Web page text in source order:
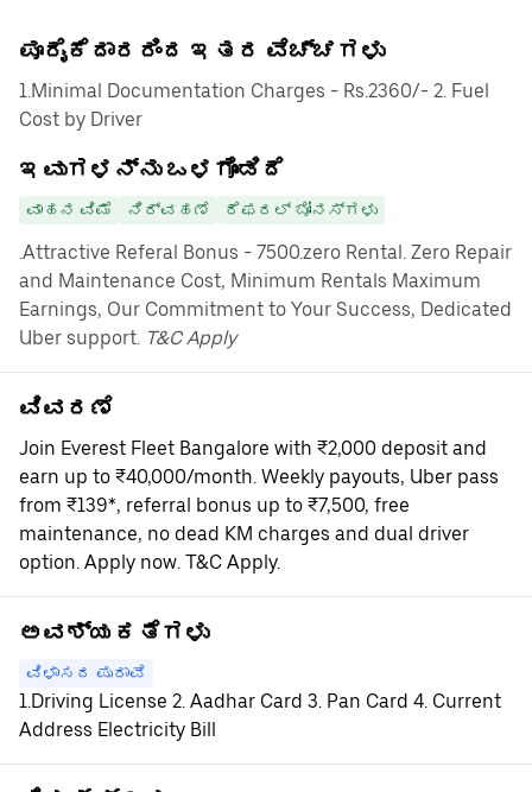
ಪೂರೈಕೆದಾರರಿಂದ ಇತರ ವೆಚ್ಚಗಳು
1.Minimal Documentation Charges - Rs.2360/- 2. Fuel
Cost by Driver
ಇವುಗಳನ್ನು ಒಳಗೊಂಡಿದೆ
ವಾಹನ ವಿಮೆ ನಿರ್ವಹಣೆ ರೆಫರಲ್ ಬೋನಸ್‌ಗಳು
.Attractive Referal Bonus - 7500.zero Rental. Zero Repair
and Maintenance Cost, Minimum Rentals Maximum
Earnings, Our Commitment to Your Success, Dedicated
Uber support. T&C Apply
ವಿವರಣೆ
Join Everest Fleet Bangalore with ₹2,000 deposit and
earn up to ₹40,000/month. Weekly payouts, Uber pass
from ₹139*, referral bonus up to ₹7,500, free
maintenance, no dead KM charges and dual driver
option. Apply now. T&C Apply.
ಅವಶ್ಯಕತೆಗಳು
ವಿಳಾಸದ ಪುರಾವೆ
1.Driving License 2. Aadhar Card 3. Pan Card 4. Current
Address Electricity Bill